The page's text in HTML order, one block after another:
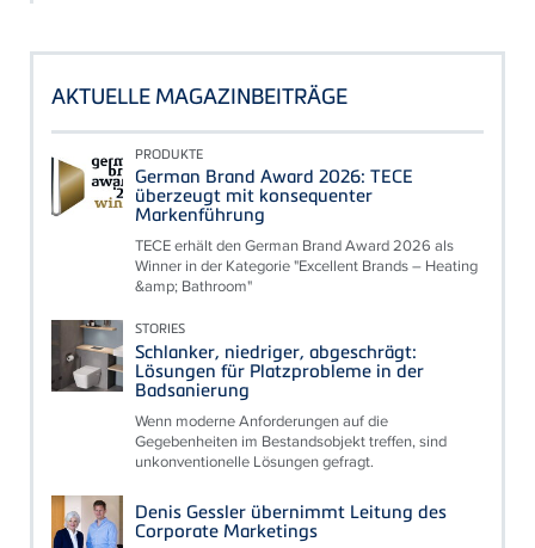
AKTUELLE MAGAZINBEITRÄGE
PRODUKTE
German Brand Award 2026: TECE
überzeugt mit konsequenter
Markenführung
TECE erhält den German Brand Award 2026 als
Winner in der Kategorie "Excellent Brands – Heating
&amp; Bathroom"
STORIES
Schlanker, niedriger, abgeschrägt:
Lösungen für Platzprobleme in der
Badsanierung
Wenn moderne Anforderungen auf die
Gegebenheiten im Bestandsobjekt treffen, sind
unkonventionelle Lösungen gefragt.
Denis Gessler übernimmt Leitung des
Corporate Marketings